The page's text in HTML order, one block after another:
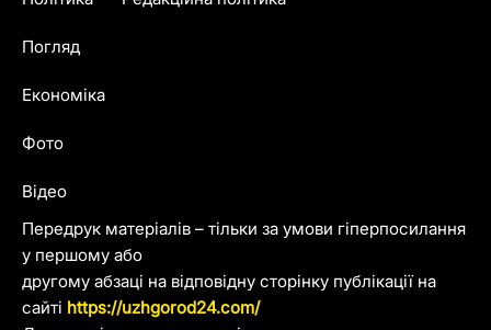
Передрук матеріалів – тільки за умови гіперпосилання
у першому або
другому абзаці на відповідну сторінку публікації на
сайті https://uzhgorod24.com/
Погляд
Економіка
Фото
Відео